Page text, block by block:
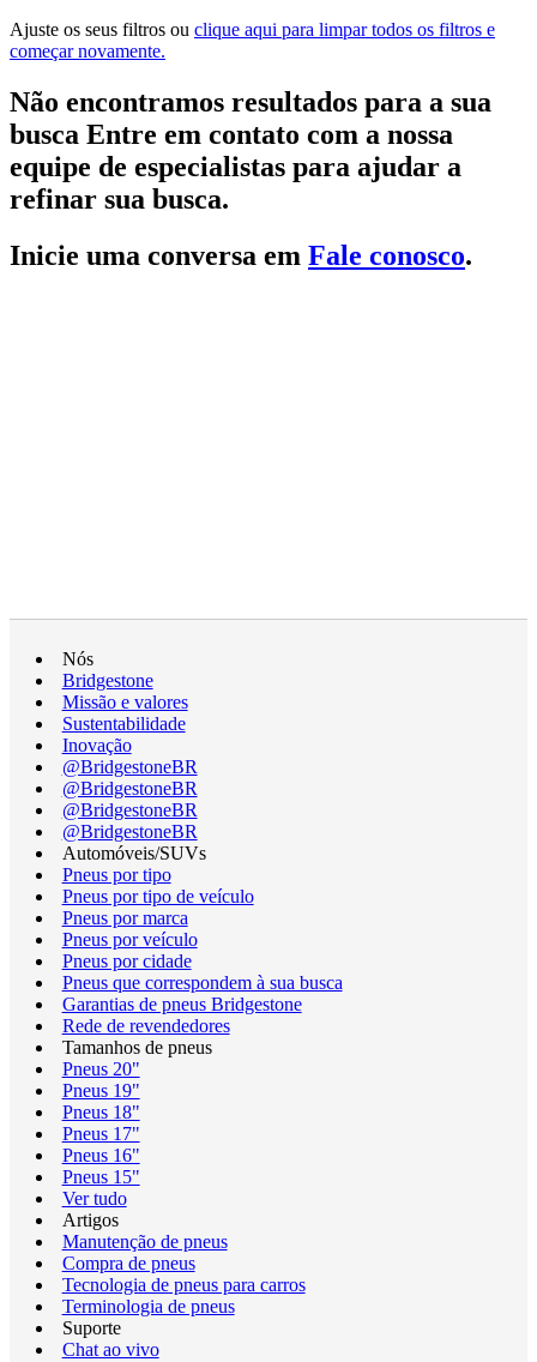
Ajuste os seus filtros ou clique aqui para limpar todos os filtros e
começar novamente.
Não encontramos resultados para a sua
busca Entre em contato com a nossa
equipe de especialistas para ajudar a
refinar sua busca.
Inicie uma conversa em Fale conosco.
Nós
Bridgestone
Missão e valores
Sustentabilidade
Inovação
@BridgestoneBR
@BridgestoneBR
@BridgestoneBR
@BridgestoneBR
Automóveis/SUVs
Pneus por tipo
Pneus por tipo de veículo
Pneus por marca
Pneus por veículo
Pneus por cidade
Pneus que correspondem à sua busca
Garantias de pneus Bridgestone
Rede de revendedores
Tamanhos de pneus
Pneus 20"
Pneus 19"
Pneus 18"
Pneus 17"
Pneus 16"
Pneus 15"
Ver tudo
Artigos
Manutenção de pneus
Compra de pneus
Tecnologia de pneus para carros
Terminologia de pneus
Suporte
Chat ao vivo